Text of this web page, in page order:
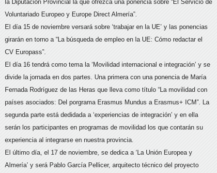
la Diputación Provincial la que ofrezca una ponencia sobre “El Servicio de
Voluntariado Europeo y Europe Direct Almería”.
El día 15 de noviembre versará sobre ‘trabajar en la UE’ y las ponencias
girarán en torno a “La búsqueda de empleo en la UE: Cómo redactar el
CV Europass”.
El día 16 tendrá como tema la ‘Movilidad internacional e integración’ y se
divide la jornada en dos partes. Una primera con una ponencia de María
Fernada Rodríguez de las Heras que lleva como título “La movilidad con
países asociados: Del porgrama Erasmus Mundus a Erasmus+ ICM”. La
segunda parte está dedidada a ‘experiencias de integración’ y en ella
serán los participantes en programas de movilidad los que contarán su
experiencia al integrarse en nuestra provincia.
El último día, el 17 de noviembre, se dedica a ‘La Unión Europea y
Almería’ y será Pablo García Pellicer, arquitecto técnico del proyecto